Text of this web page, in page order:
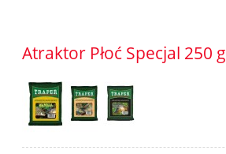
Atraktor Płoć Specjal 250 g